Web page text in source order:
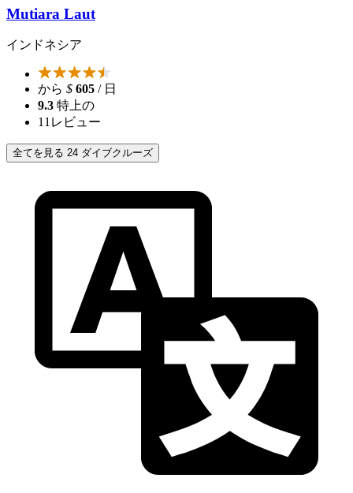
Mutiara Laut
インドネシア
から $ 605 / 日
9.3 特上の
11 レビュー
全てを見る 24 ダイブクルーズ